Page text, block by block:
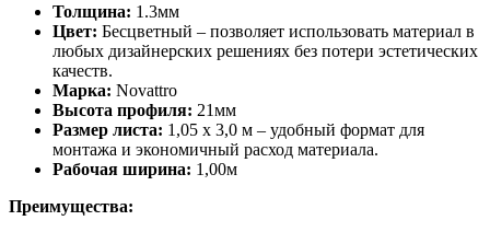
Толщина: 1.3мм
Цвет: Бесцветный – позволяет использовать материал в
любых дизайнерских решениях без потери эстетических
качеств.
Марка: Novattro
Высота профиля: 21мм
Размер листа: 1,05 х 3,0 м – удобный формат для
монтажа и экономичный расход материала.
Рабочая ширина: 1,00м
Преимущества: